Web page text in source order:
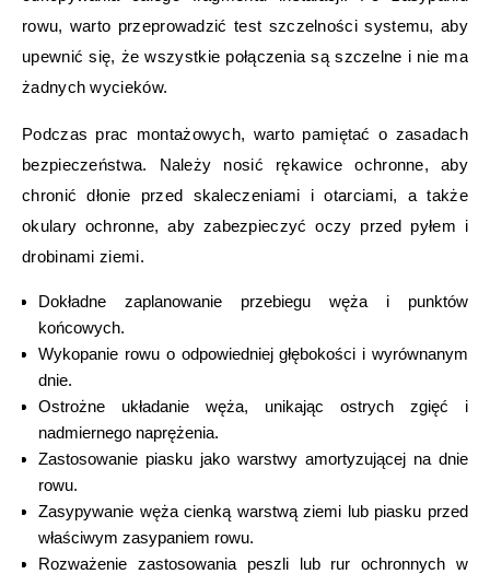
rowu, warto przeprowadzić test szczelności systemu, aby
upewnić się, że wszystkie połączenia są szczelne i nie ma
żadnych wycieków.
Podczas prac montażowych, warto pamiętać o zasadach
bezpieczeństwa. Należy nosić rękawice ochronne, aby
chronić dłonie przed skaleczeniami i otarciami, a także
okulary ochronne, aby zabezpieczyć oczy przed pyłem i
drobinami ziemi.
Dokładne zaplanowanie przebiegu węża i punktów
końcowych.
Wykopanie rowu o odpowiedniej głębokości i wyrównanym
dnie.
Ostrożne układanie węża, unikając ostrych zgięć i
nadmiernego naprężenia.
Zastosowanie piasku jako warstwy amortyzującej na dnie
rowu.
Zasypywanie węża cienką warstwą ziemi lub piasku przed
właściwym zasypaniem rowu.
Rozważenie zastosowania peszli lub rur ochronnych w